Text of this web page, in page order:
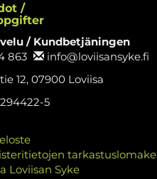
/
/ Kundbetjäningen
863
info@loviisansyke.fi
12, 07900 Loviisa
5
tarkastuslomake
Loviisan Syke